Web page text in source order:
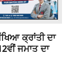
ਕ੍ਰਾਂਤੀ ਦਾ
ਜਮਾਤ ਦਾ